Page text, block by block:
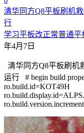
清华同方Q8平板刷机
行
学习平板改正常普通
年4月7日
清华同方Q8平板刷机
运行 # begin build
ro.build.id=KOT49H